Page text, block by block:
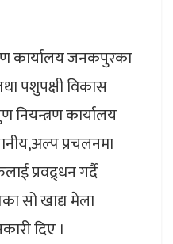
कार्यालय जनकपुरका
पशुपक्षी विकास
नियन्त्रण कार्यालय
प्रचलनमा
प्रवद्र्धन गर्दै
सो खाद्य मेला
दिए ।